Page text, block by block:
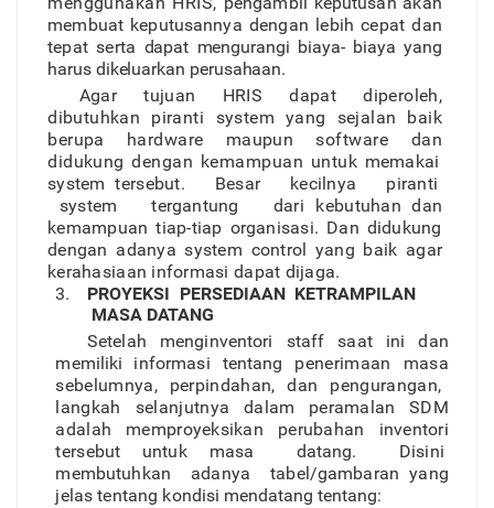
membuat keputusannya dengan lebih cepat dan
tepat serta dapat mengurangi biaya- biaya yang
harus dikeluarkan perusahaan.
Agartujuan HRISdapatdiperoleh,
dibutuhkan piranti systemyang sejalan bai k
berupa hardware maupun software dan
didukung dengan kemampuan untu k memakai
systemtersebut. Besar kecilnya piranti
system tergantung dari kebutuhan dan
kemampuan tiap-tiap organisasi. Dan didukung
dengan adanyasystem contro yang baik agar
kerahasiaan informasi dapat dijaga.
3. PROYEKSI PERSEDIAAN KETRAMPILAN
MASA DATANG
Setelah menginventori staff saat ini dan
memiliki informasi tentang penerimaan masa
sebelumnya,perpindahan, dan pengurangan,
langkah selanjutnya dalam peramalanSDM
adalah memproyeksikan perubahan inventori
tersebut untuk masa datang. Disini
membutuhkan adanyatabel/gambaran yang
jelas tentang kondisi mendatang tentang: